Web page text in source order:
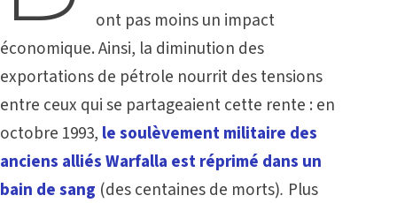
ont pas moins un impact
économique. Ainsi, la diminution des
exportations de pétrole nourrit des tensions
entre ceux qui se partageaient cette rente : en
octobre 1993, le soulèvement militaire des
anciens alliés Warfalla est réprimé dans un
bain de sang (des centaines de morts). Plus